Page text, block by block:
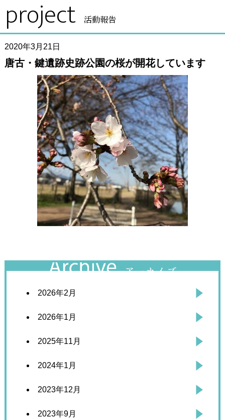
project 活動報告
2020年3月21日
唐古・鍵遺跡史跡公園の桜が開花しています
2026年2月
2026年1月
2025年11月
2024年1月
2023年12月
2023年9月